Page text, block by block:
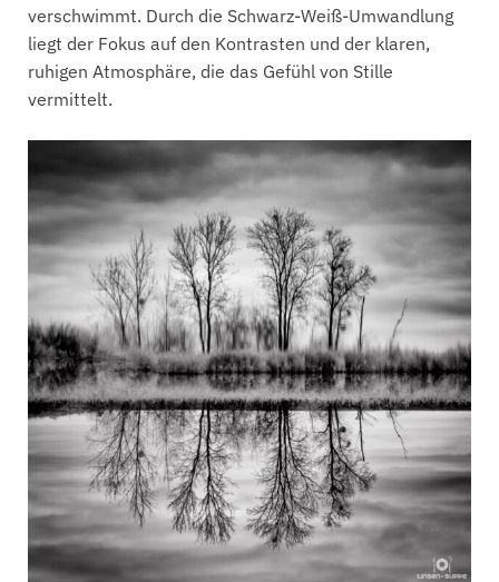
verschwimmt. Durch die Schwarz-Weiß-Umwandlung
liegt der Fokus auf den Kontrasten und der klaren,
ruhigen Atmosphäre, die das Gefühl von Stille
vermittelt.